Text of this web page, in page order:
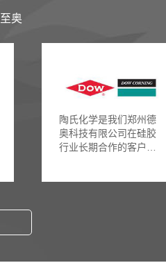
奥
陶氏化学是我们郑州德
奥科技有限公司在硅胶
行业长期合作的客户之